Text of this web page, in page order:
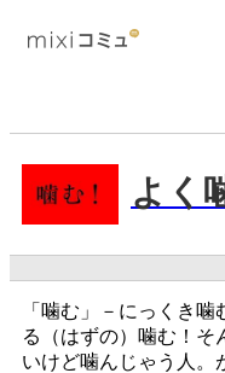
よく
「噛む」－にっくき
る（はずの）噛む！そ
いけど噛んじゃう人。